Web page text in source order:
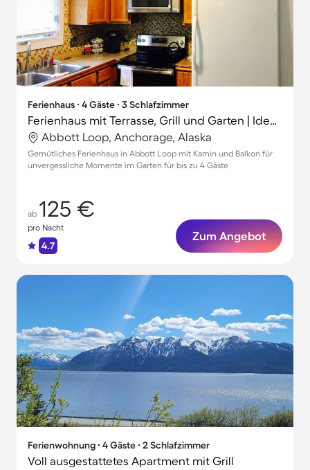
Ferienhaus ∙ 4 Gäste ∙ 3 Schlafzimmer
Ferienhaus mit Terrasse, Grill und Garten | Ideal für Homeoffice
Abbott Loop, Anchorage, Alaska
Gemütliches Ferienhaus in Abbott Loop mit Kamin und Balkon für
unvergessliche Momente im Garten für bis zu 4 Gäste
ab 125 €
pro Nacht
4.7
Zum Angebot
Ferienwohnung ∙ 4 Gäste ∙ 2 Schlafzimmer
Voll ausgestattetes Apartment mit Grill